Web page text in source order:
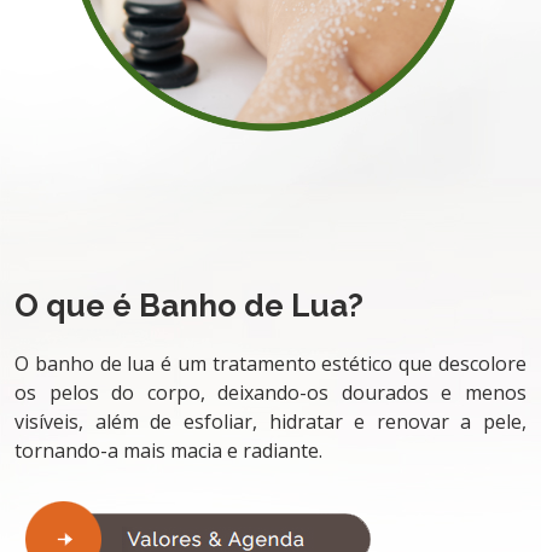
O que é Banho de Lua?
O banho de lua é um tratamento estético que descolore
os pelos do corpo, deixando-os dourados e menos
visíveis, além de esfoliar, hidratar e renovar a pele,
tornando-a mais macia e radiante.